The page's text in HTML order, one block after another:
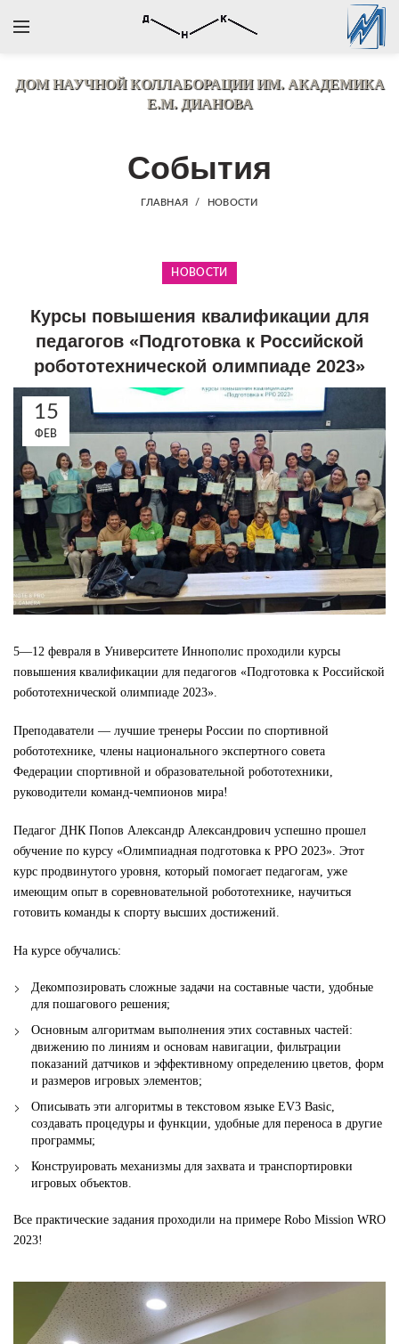
ДОМ НАУЧНОЙ КОЛЛАБОРАЦИИИМ. АКАДЕМИКА
Е.М. ДИАНОВА
События
ГЛАВНАЯ НОВОСТИ
НОВОСТИ
Курсы повышения квалификации для
педагогов «Подготовка к Российской
робототехнической олимпиаде 2023»
15
ФЕВ
5—12 февраля в Университете Иннополис проходили курсы
повышения квалификации для педагогов «Подготовка к Российской
робототехнической олимпиаде 2023».
Преподаватели — лучшие тренеры России по спортивной
робототехнике, члены национального экспертного совета
Федерации спортивной и образовательной робототехники,
руководители команд-чемпионов мира!
Педагог ДНК Попов Александр Александрович успешно прошел
обучение по курсу «Олимпиадная подготовка к РРО 2023». Этот
курс продвинутого уровня, который помогает педагогам, уже
имеющим опыт в соревновательной робототехнике, научиться
готовить команды к спорту высших достижений.
На курсе обучались:
Декомпозировать сложные задачи на составные части, удобные
для пошагового решения;
Основным алгоритмам выполнения этих составных частей:
движению по линиям и основам навигации, фильтрации
показаний датчиков и эффективному определению цветов, форм
и размеров игровых элементов;
Описывать эти алгоритмы в текстовом языке EV3 Basic,
создавать процедуры и функции, удобные для переноса в другие
программы;
Конструировать механизмы для захвата и транспортировки
игровых объектов.
Все практические задания проходили на примере Robo Mission WRO
2023!